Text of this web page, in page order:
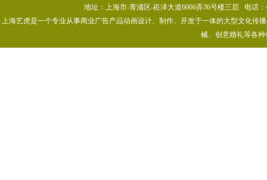
地址：上海市-青浦区-崧泽大道6066弄36号楼三层 电话
上海艺虎是一个专业从事商业广告产品动画设计、制作、开发于一体的大型文化传
械、创意婚礼等各